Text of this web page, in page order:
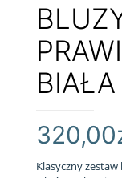
BIAŁA
320,00
Klasyczny